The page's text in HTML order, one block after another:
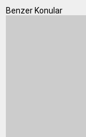
Benzer Konular